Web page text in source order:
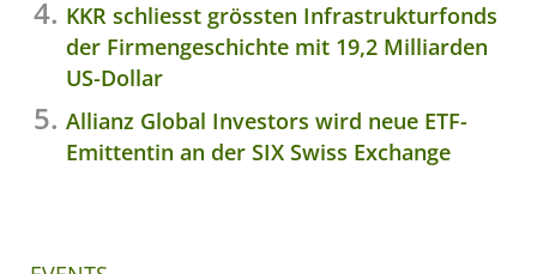
KKR schliesst grössten Infrastrukturfonds
der Firmengeschichte mit 19,2 Milliarden
US-Dollar
Allianz Global Investors wird neue ETF-
Emittentin an der SIX Swiss Exchange